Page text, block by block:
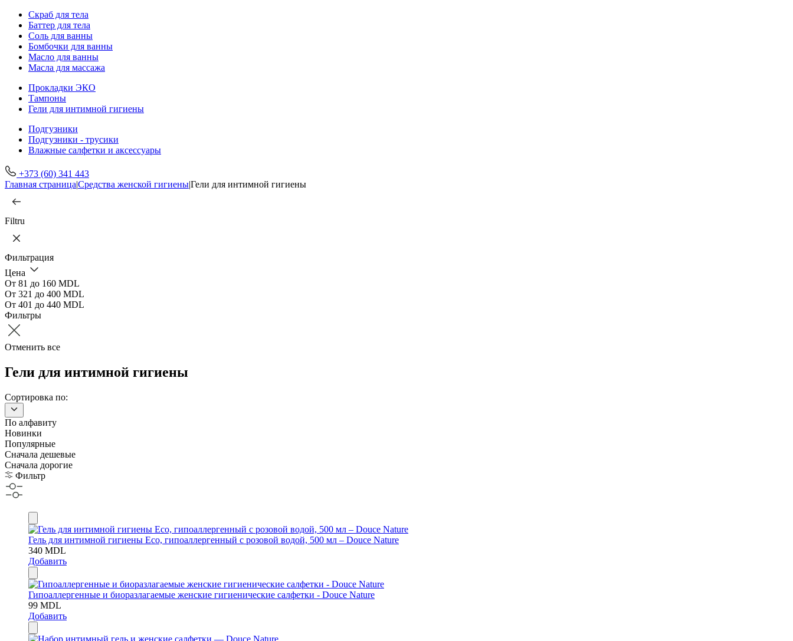
Скраб для тела
Баттер для тела
Соль для ванны
Бомбочки для ванны
Масло для ванны
Масла для массажа
Прокладки ЭКО
Тампоны
Гели для интимной гигиены
Подгузники
Подгузники - трусики
Влажные салфетки и аксессуары
+373 (60) 341 443
Главная страница|Средства женской гигиены|Гели для интимной гигиены
Filtru
Фильтрация
Цена
От 81 до 160 MDL
От 321 до 400 MDL
От 401 до 440 MDL
Фильтры
Отменить все
Гели для интимной гигиены
Сортировка по:
По алфавиту
Новинки
Популярные
Сначала дешевые
Сначала дорогие
Фильтр
Гель для интимной гигиены Eco, гипоаллергенный с розовой водой, 500 мл – Douce Nature
340 MDL
Добавить
Гипоаллергенные и биоразлагаемые женские гигиенические салфетки - Douce Nature
99 MDL
Добавить